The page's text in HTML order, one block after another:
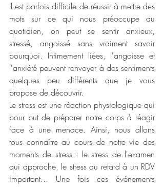
Il est parfois difficile de réussir à mettre des
mots sur ce qui nous préoccupe au
quotidien, on peut se sentir anxieux,
stressé, angoissé sans vraiment savoir
pourquoi. Intimement liées, l'angoisse et
l'anxiété peuvent renvoyer à des sentiments
quelques peu différents que je vous
propose de découvrir.
Le stress est une réaction physiologique qui
pour but de préparer notre corps à réagir
face à une menace. Ainsi, nous allons
tous connaître au cours de notre vie des
moments de stress : le stress de l'examen
qui approche, le stress du retard à un RDV
important... Une fois ces événements